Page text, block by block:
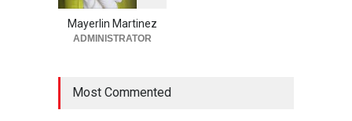
con dirigentes de Fuerza del
Mayerlin Martinez
ADMINISTRATOR
Most Commented